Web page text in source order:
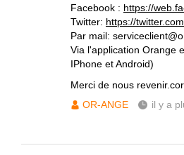
Facebook : https://
Twitter: https://
Par mail:
Via l'application Orange
IPhone et Android)
Merci de nous
OR-ANGE
il y a